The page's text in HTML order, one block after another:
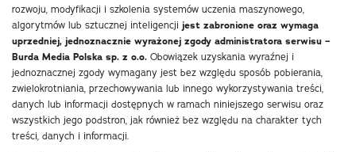
rozwoju, modyfikacji i szkolenia systemów uczenia maszynowego,
algorytmów lub sztucznej inteligencji jest zabronione oraz wymaga
uprzedniej, jednoznacznie wyrażonej zgody administratora serwisu –
Burda Media Polska sp. z o.o. Obowiązek uzyskania wyraźnej i
jednoznacznej zgody wymagany jest bez względu sposób pobierania,
zwielokrotniania, przechowywania lub innego wykorzystywania treści,
danych lub informacji dostępnych w ramach niniejszego serwisu oraz
wszystkich jego podstron, jak również bez względu na charakter tych
treści, danych i informacji.